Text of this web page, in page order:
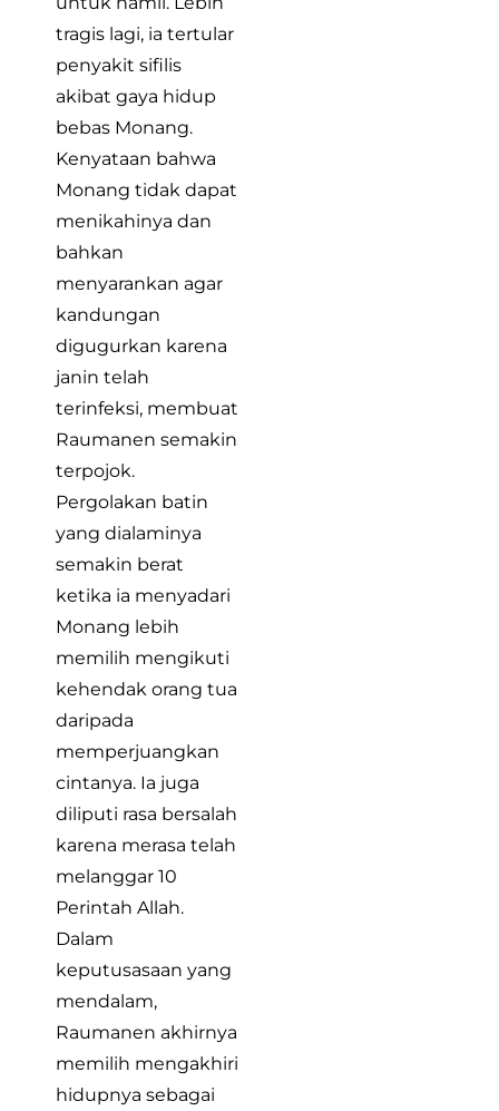
tragis lagi, ia tertular
penyakit sifilis
akibat gaya hidup
bebas Monang.
Kenyataan bahwa
Monang tidak dapat
menikahinya dan
bahkan
menyarankan agar
kandungan
digugurkan karena
janin telah
terinfeksi, membuat
Raumanen semakin
terpojok.
Pergolakan batin
yang dialaminya
semakin berat
ketika ia menyadari
Monang lebih
memilih mengikuti
kehendak orang tua
daripada
memperjuangkan
cintanya. Ia juga
diliputi rasa bersalah
karena merasa telah
melanggar 10
Perintah Allah.
Dalam
keputusasaan yang
mendalam,
Raumanen akhirnya
memilih mengakhiri
hidupnya sebagai